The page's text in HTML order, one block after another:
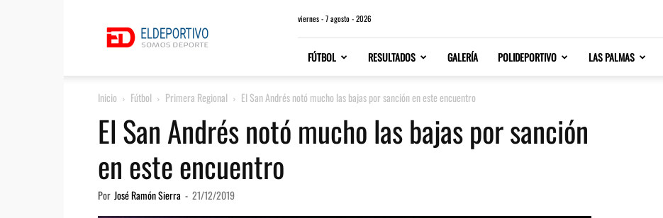
viernes - 7 agosto - 2026
FÚTBOL RESULTADOS GALERÍA POLIDEPORTIVO LAS PALMAS
Inicio Fútbol Primera Regional El San Andrés notó mucho las bajas por sanción en este encuentro
El San Andrés notó mucho las bajas por sanción
en este encuentro
Por José Ramón Sierra - 21/12/2019